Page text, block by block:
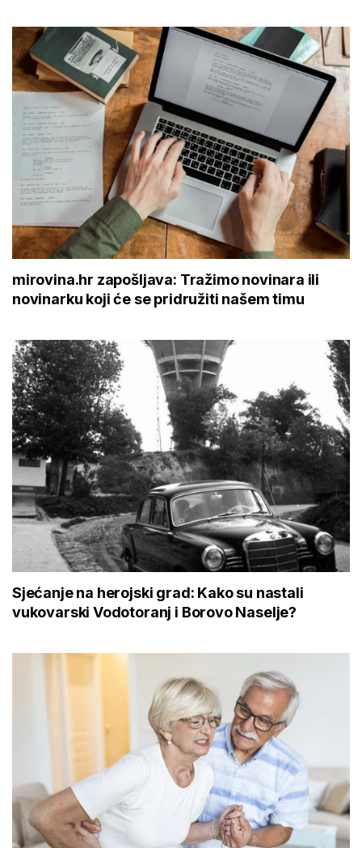
mirovina.hr zapošljava: Tražimo novinara ili
novinarku koji će se pridružiti našem timu
Sjećanje na herojski grad: Kako su nastali
vukovarski Vodotoranj i Borovo Naselje?